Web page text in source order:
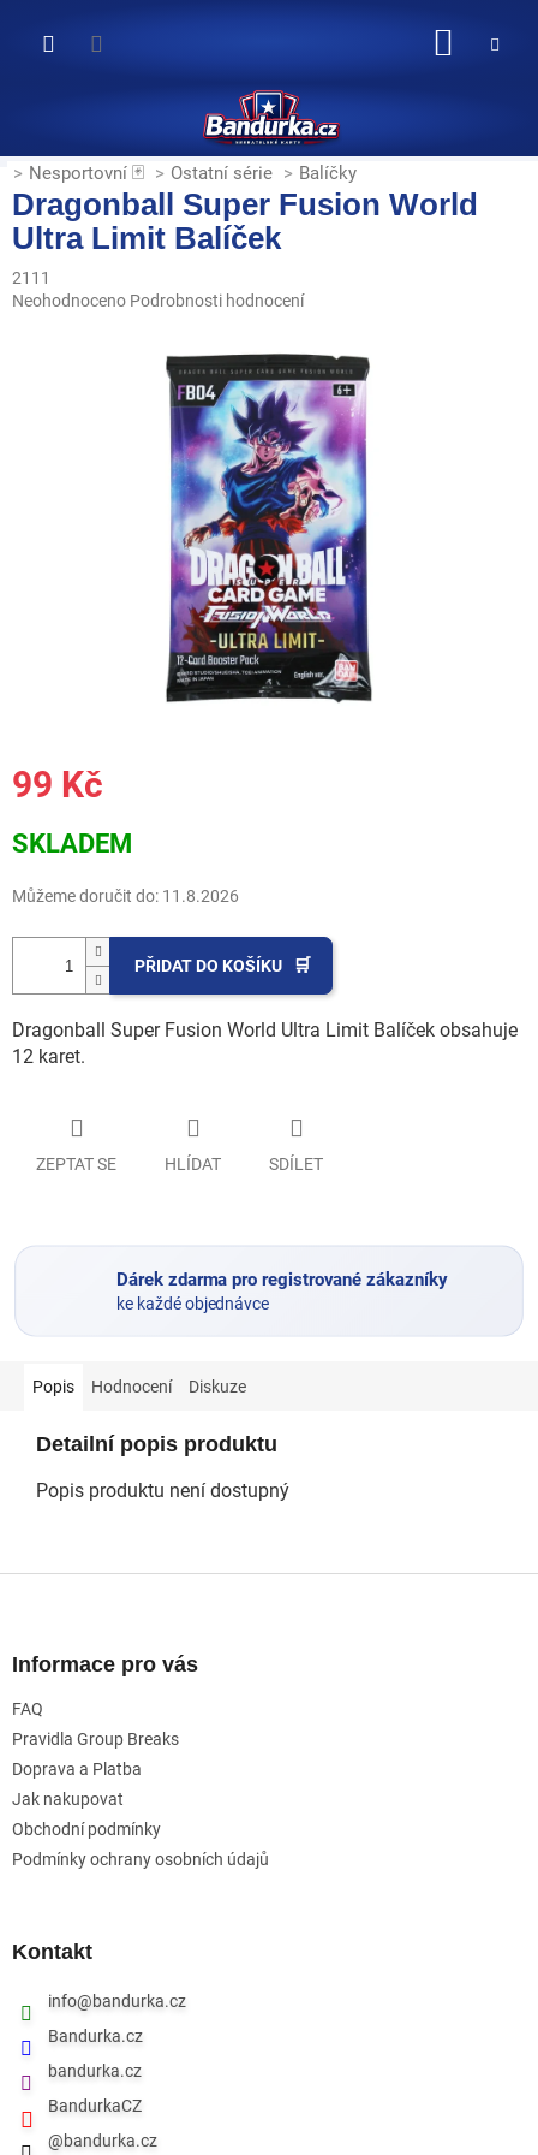
obsah
Nesportovní 🃏 Ostatní série Balíčky
Dragonball Super Fusion World
Ultra Limit Balíček
2111
Průměrné
Neohodnoceno Podrobnosti hodnocení
99 Kč
cena:
SKLADEM
Můžeme doručit do: 11.8.2026
PŘIDAT DO KOŠÍKU
Dragonball Super Fusion World Ultra Limit Balíček obsahuje
12 karet.
ZEPTAT SE HLÍDAT SDÍLET
Dárek zdarma pro registrované zákazníky
ke každé objednávce
Popis Hodnocení Diskuze
Detailní popis produktu
Popis produktu není dostupný
Informace pro vás
FAQ
Pravidla Group Breaks
Doprava a Platba
Jak nakupovat
Obchodní podmínky
Podmínky ochrany osobních údajů
Kontakt
info@bandurka.cz
Bandurka.cz
bandurka.cz
BandurkaCZ
@bandurka.cz